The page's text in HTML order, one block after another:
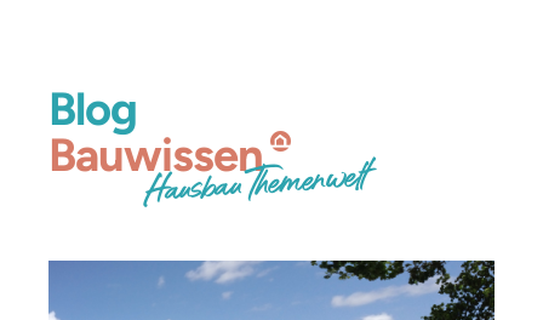
Blog
Bauwissen
Hausbau Themenwelt